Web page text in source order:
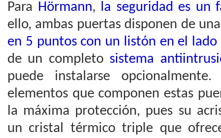
Para Hörmann, la seguridad es un
ello, ambas puertas disponen de
en 5 puntos con un listón en el lado
de un completo sistema
puede instalarse
elementos que componen estas
la máxima protección, pues su
un cristal térmico triple que